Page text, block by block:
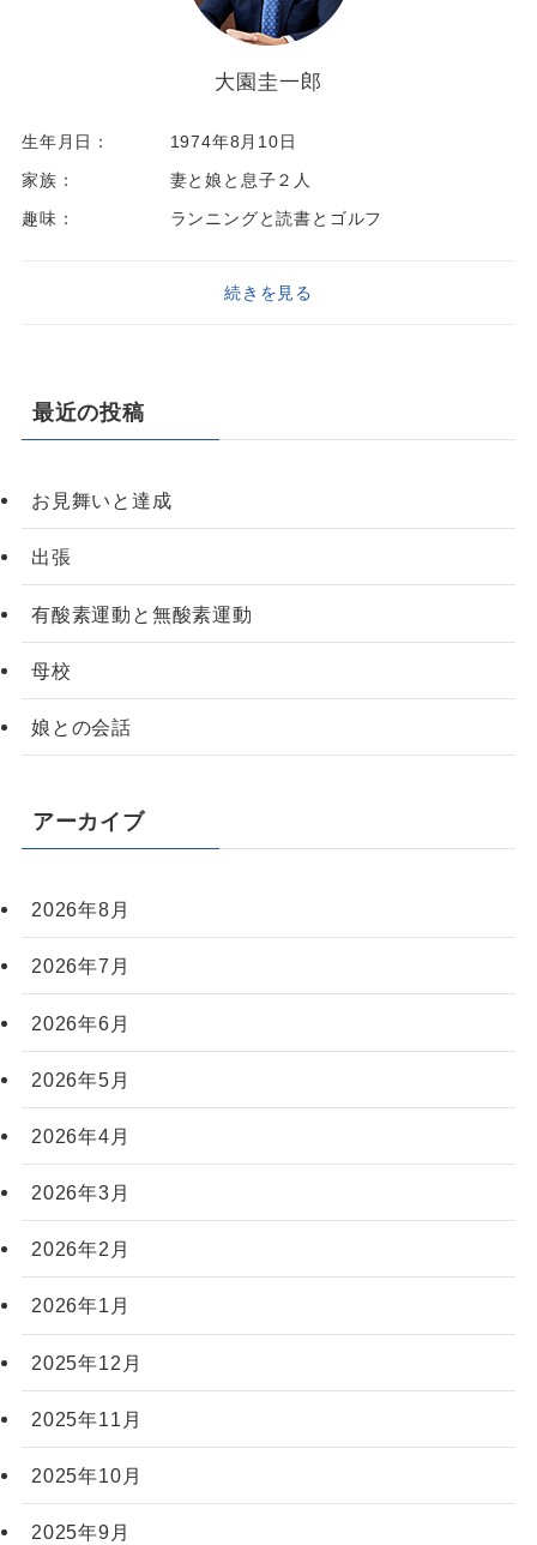
大園圭一郎
生年月日：
1974年8月10日
家族：
妻と娘と息子２人
趣味：
ランニングと読書とゴルフ
続きを見る
最近の投稿
お見舞いと達成
出張
有酸素運動と無酸素運動
母校
娘との会話
アーカイブ
2026年8月
2026年7月
2026年6月
2026年5月
2026年4月
2026年3月
2026年2月
2026年1月
2025年12月
2025年11月
2025年10月
2025年9月